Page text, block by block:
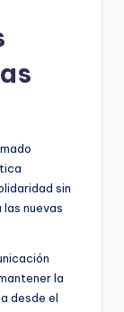
sin
nuevas
la
desde el